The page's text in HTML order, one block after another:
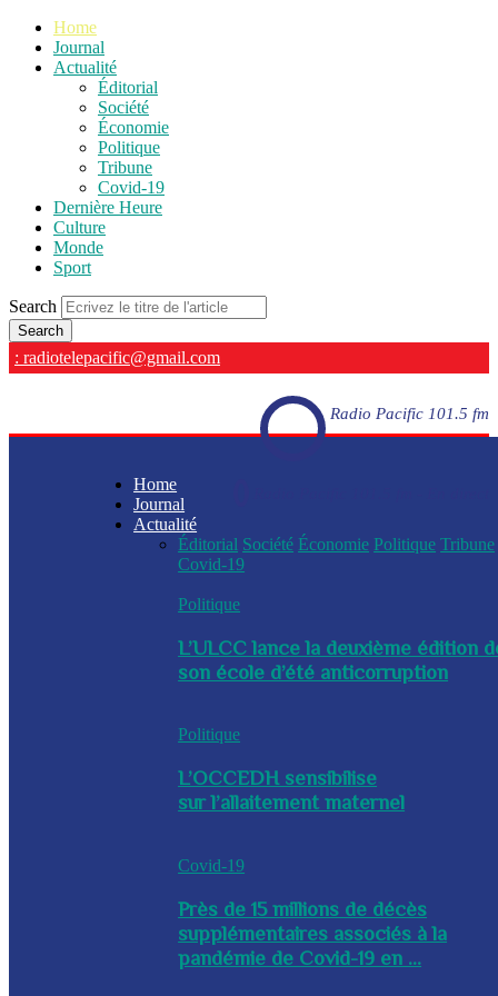
Home
Journal
Actualité
Éditorial
Société
Économie
Politique
Tribune
Covid-19
Dernière Heure
Culture
Monde
Sport
Search
: radiotelepacific@gmail.com
Radio Pacific 101.5 fm
Home
Journal
Actualité
Éditorial Société Économie Politique Tribune
Covid-19
Politique
L’ULCC lance la deuxième édition
son école d’été anticorruption
Politique
L’OCCEDH sensibilise
sur l’allaitement maternel
Covid-19
Près de 15 millions de décès
supplémentaires associés à la
pandémie de Covid-19 en ...